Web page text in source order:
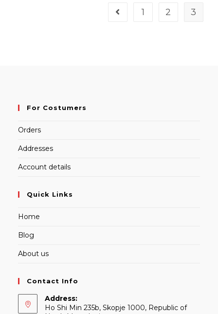
1 2 3
For Costumers
Orders
Addresses
Account details
Quick Links
Home
Blog
About us
Contact Info
Address:
Ho Shi Min 235b, Skopje 1000, Republic of